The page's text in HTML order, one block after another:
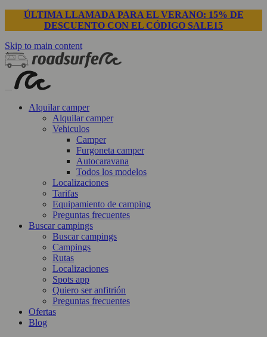
ÚLTIMA LLAMADA PARA EL VERANO: 15% DE
DESCUENTO CON EL CÓDIGO SALE15
Skip to main content
Alquilar camper
Alquilar camper
Vehiculos
Camper
Furgoneta camper
Autocaravana
Todos los modelos
Localizaciones
Tarifas
Equipamiento de camping
Preguntas frecuentes
Buscar campings
Buscar campings
Campings
Rutas
Localizaciones
Spots app
Quiero ser anfitrión
Preguntas frecuentes
Ofertas
Blog